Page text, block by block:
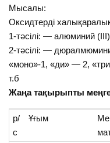
Мысалы:
Оксидтерді
1-тәсілі: — алюминий
2-тәсілі: —
«моно»-1, «ди» — 2,
т.б
Жаңа тақырыпты
р/
с
Ұғым